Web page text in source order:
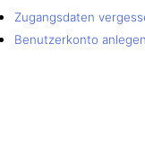
Zugangsdaten
Benutzerkonto anlegen